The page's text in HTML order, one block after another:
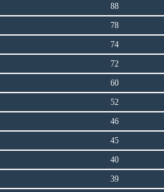
88
78
74
72
60
52
46
45
40
39